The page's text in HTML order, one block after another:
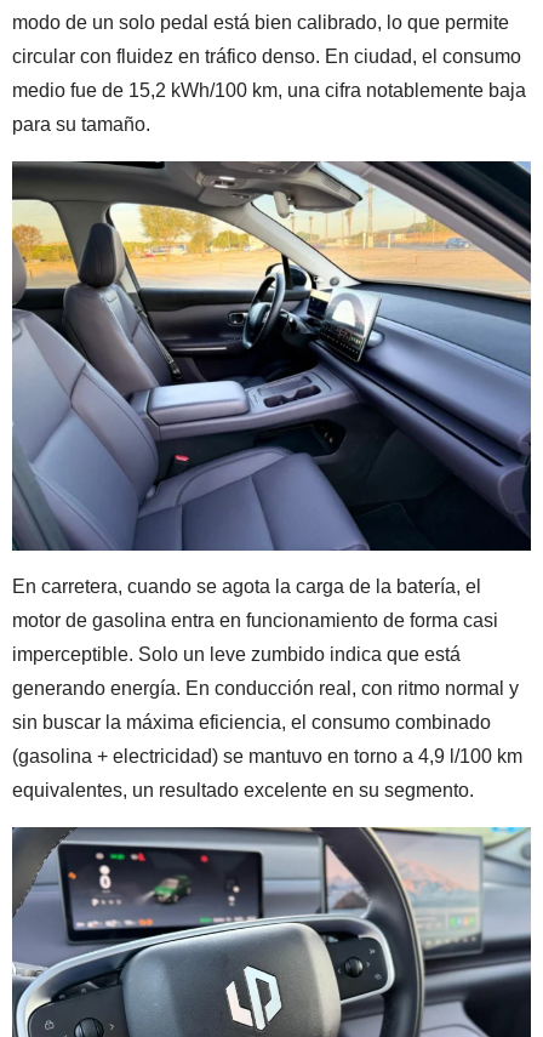
modo de un solo pedal está bien calibrado, lo que permite
circular con fluidez en tráfico denso. En ciudad, el consumo
medio fue de 15,2 kWh/100 km, una cifra notablemente baja
para su tamaño.
En carretera, cuando se agota la carga de la batería, el
motor de gasolina entra en funcionamiento de forma casi
imperceptible. Solo un leve zumbido indica que está
generando energía. En conducción real, con ritmo normal y
sin buscar la máxima eficiencia, el consumo combinado
(gasolina + electricidad) se mantuvo en torno a 4,9 l/100 km
equivalentes, un resultado excelente en su segmento.